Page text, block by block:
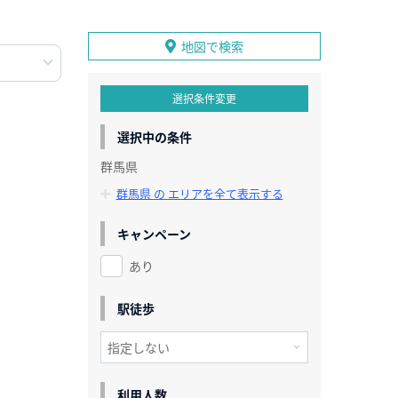
地図で検索
選択条件変更
選択中の条件
群馬県
群馬県 の エリアを全て表示する
キャンペーン
あり
駅徒歩
利用人数